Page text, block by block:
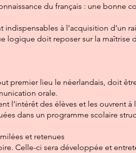
du français : une bonne
à l’acquisition d’un
logique doit reposer sur la maîtrise
premier lieu le néerlandais, doit
orale.
l’intérêt des élèves et les ouvrent
dans un programme scolaire
et retenues
Celle-ci sera développée et